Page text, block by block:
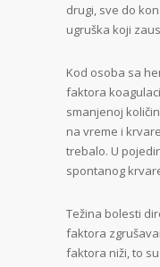
drugi, sve do
ugruška koji
Kod osoba sa
faktora
smanjenoj
na vreme i
trebalo. U
spontanog
Težina bolesti
faktora
faktora niži, to